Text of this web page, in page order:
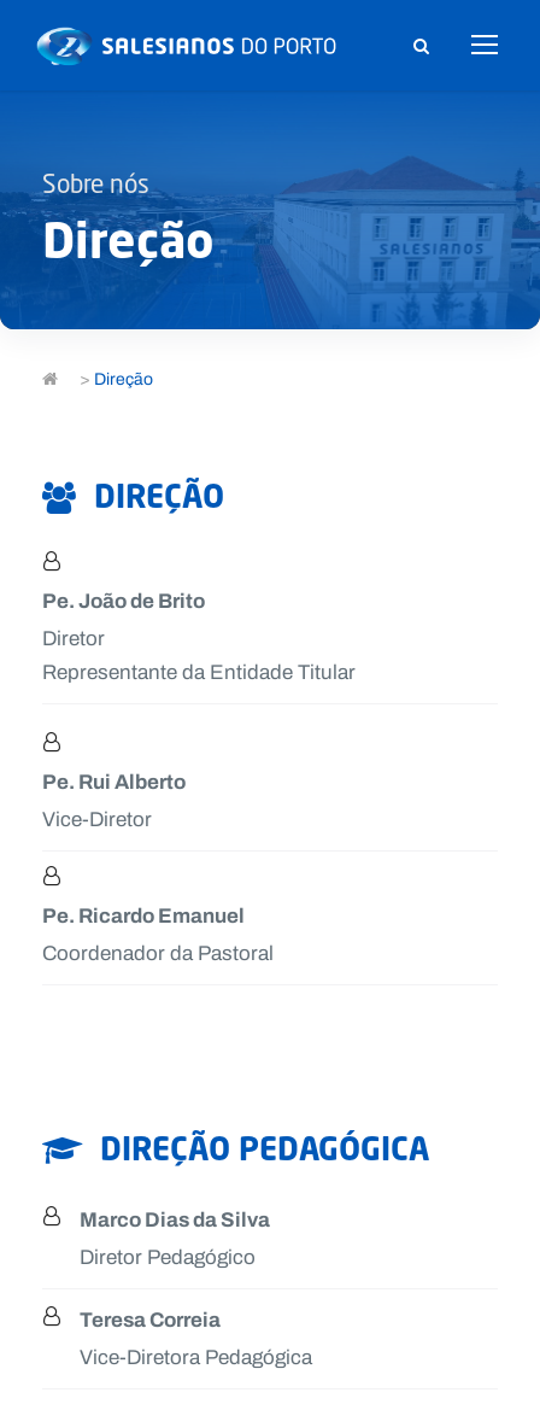
Sobre nós
Direção
> Direção
DIREÇÃO
Pe. João de Brito
Diretor
Representante da Entidade Titular
Pe. Rui Alberto
Vice-Diretor
Pe. Ricardo Emanuel
Coordenador da Pastoral
DIREÇÃO PEDAGÓGICA
Marco Dias da Silva
Diretor Pedagógico
Teresa Correia
Vice-Diretora Pedagógica